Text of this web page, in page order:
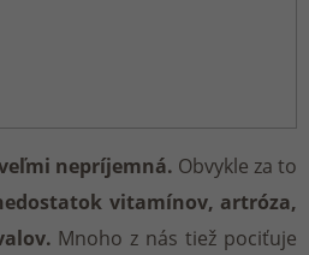
nepríjemná. Obvykle za to
vitamínov, artróza,
Mnoho z nás tiež pociťuje